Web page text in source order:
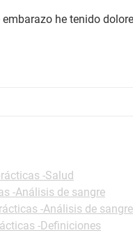
he tenido
-Salud
-Análisis de sangre
-Análisis de sangre
-Definiciones